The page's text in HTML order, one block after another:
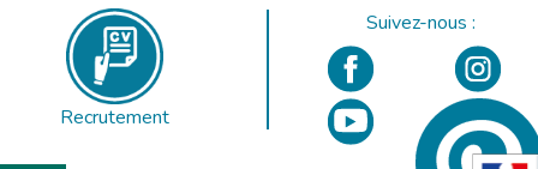
Recrutement
Suivez-nous :